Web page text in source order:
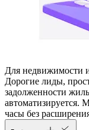
Для недвижимости
Дорогие лиды,
задолженности
автоматизируется.
часы без